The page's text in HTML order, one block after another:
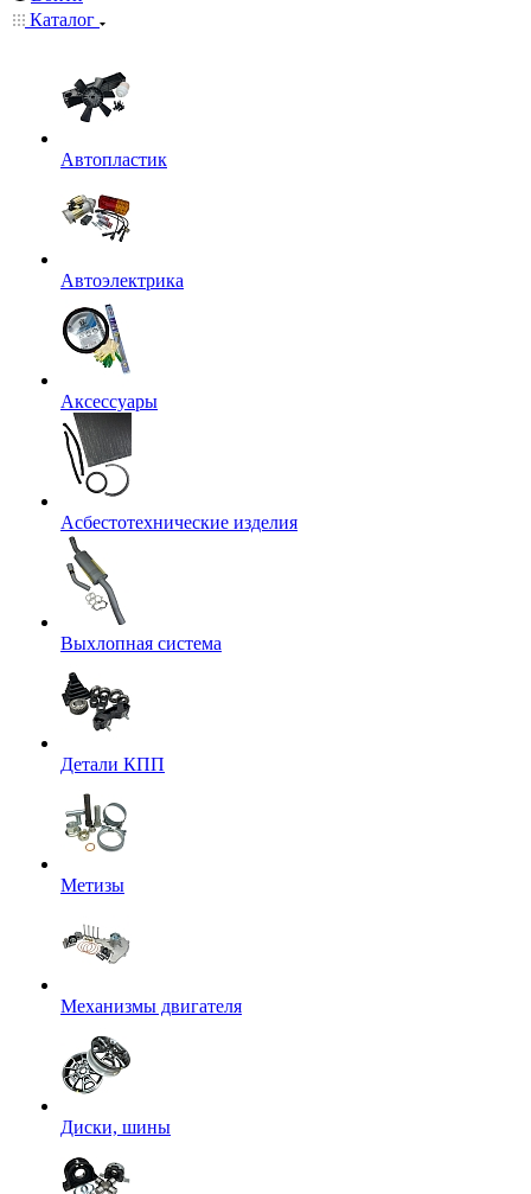
Каталог
Автопластик
Автоэлектрика
Аксессуары
Асбестотехнические изделия
Выхлопная система
Детали КПП
Метизы
Механизмы двигателя
Диски, шины